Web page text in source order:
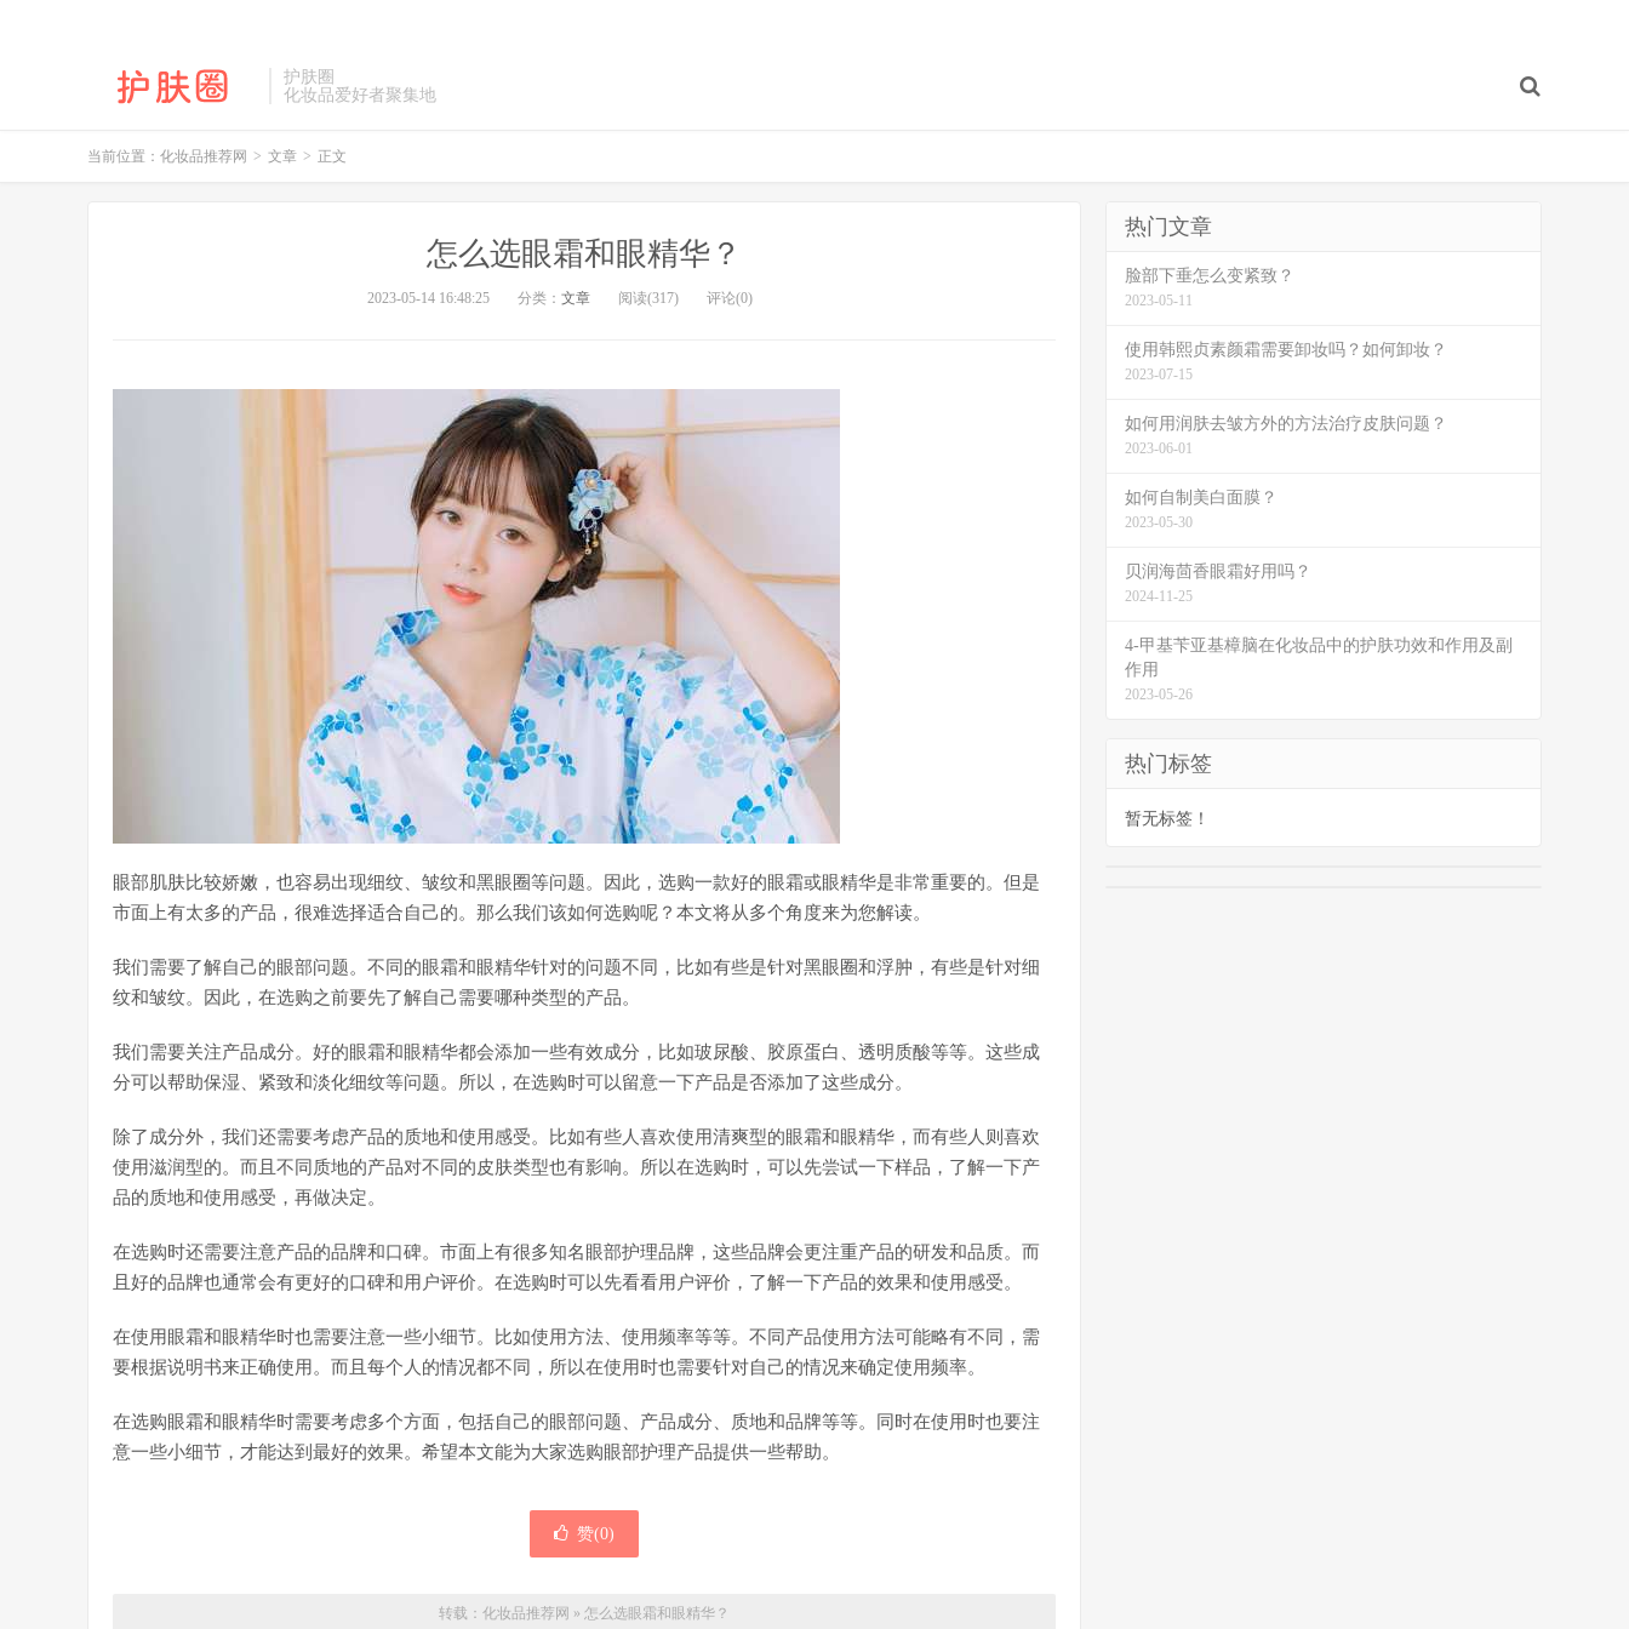
护肤圈
化妆品爱好者聚集地
当前位置： 化妆品推荐网 > 文章 > 正文
怎么选眼霜和眼精华？
2023-05-14 16:48:25 分类： 文章 阅读(317) 评论(0)
眼部肌肤比较娇嫩，也容易出现细纹、皱纹和黑眼圈等问题。因此，选购一款好的眼霜或眼精华是非常重要的。但是
市面上有太多的产品，很难选择适合自己的。那么我们该如何选购呢？本文将从多个角度来为您解读。
我们需要了解自己的眼部问题。不同的眼霜和眼精华针对的问题不同，比如有些是针对黑眼圈和浮肿，有些是针对细
纹和皱纹。因此，在选购之前要先了解自己需要哪种类型的产品。
我们需要关注产品成分。好的眼霜和眼精华都会添加一些有效成分，比如玻尿酸、胶原蛋白、透明质酸等等。这些成
分可以帮助保湿、紧致和淡化细纹等问题。所以，在选购时可以留意一下产品是否添加了这些成分。
除了成分外，我们还需要考虑产品的质地和使用感受。比如有些人喜欢使用清爽型的眼霜和眼精华，而有些人则喜欢
使用滋润型的。而且不同质地的产品对不同的皮肤类型也有影响。所以在选购时，可以先尝试一下样品，了解一下产
品的质地和使用感受，再做决定。
在选购时还需要注意产品的品牌和口碑。市面上有很多知名眼部护理品牌，这些品牌会更注重产品的研发和品质。而
且好的品牌也通常会有更好的口碑和用户评价。在选购时可以先看看用户评价，了解一下产品的效果和使用感受。
在使用眼霜和眼精华时也需要注意一些小细节。比如使用方法、使用频率等等。不同产品使用方法可能略有不同，需
要根据说明书来正确使用。而且每个人的情况都不同，所以在使用时也需要针对自己的情况来确定使用频率。
在选购眼霜和眼精华时需要考虑多个方面，包括自己的眼部问题、产品成分、质地和品牌等等。同时在使用时也要注
意一些小细节，才能达到最好的效果。希望本文能为大家选购眼部护理产品提供一些帮助。
赞(0)
转载： 化妆品推荐网 » 怎么选眼霜和眼精华？
热门文章
脸部下垂怎么变紧致？
2023-05-11
使用韩熙贞素颜霜需要卸妆吗？如何卸妆？
2023-07-15
如何用润肤去皱方外的方法治疗皮肤问题？
2023-06-01
如何自制美白面膜？
2023-05-30
贝润海茴香眼霜好用吗？
2024-11-25
4-甲基苄亚基樟脑在化妆品中的护肤功效和作用及副
作用
2023-05-26
热门标签
暂无标签！